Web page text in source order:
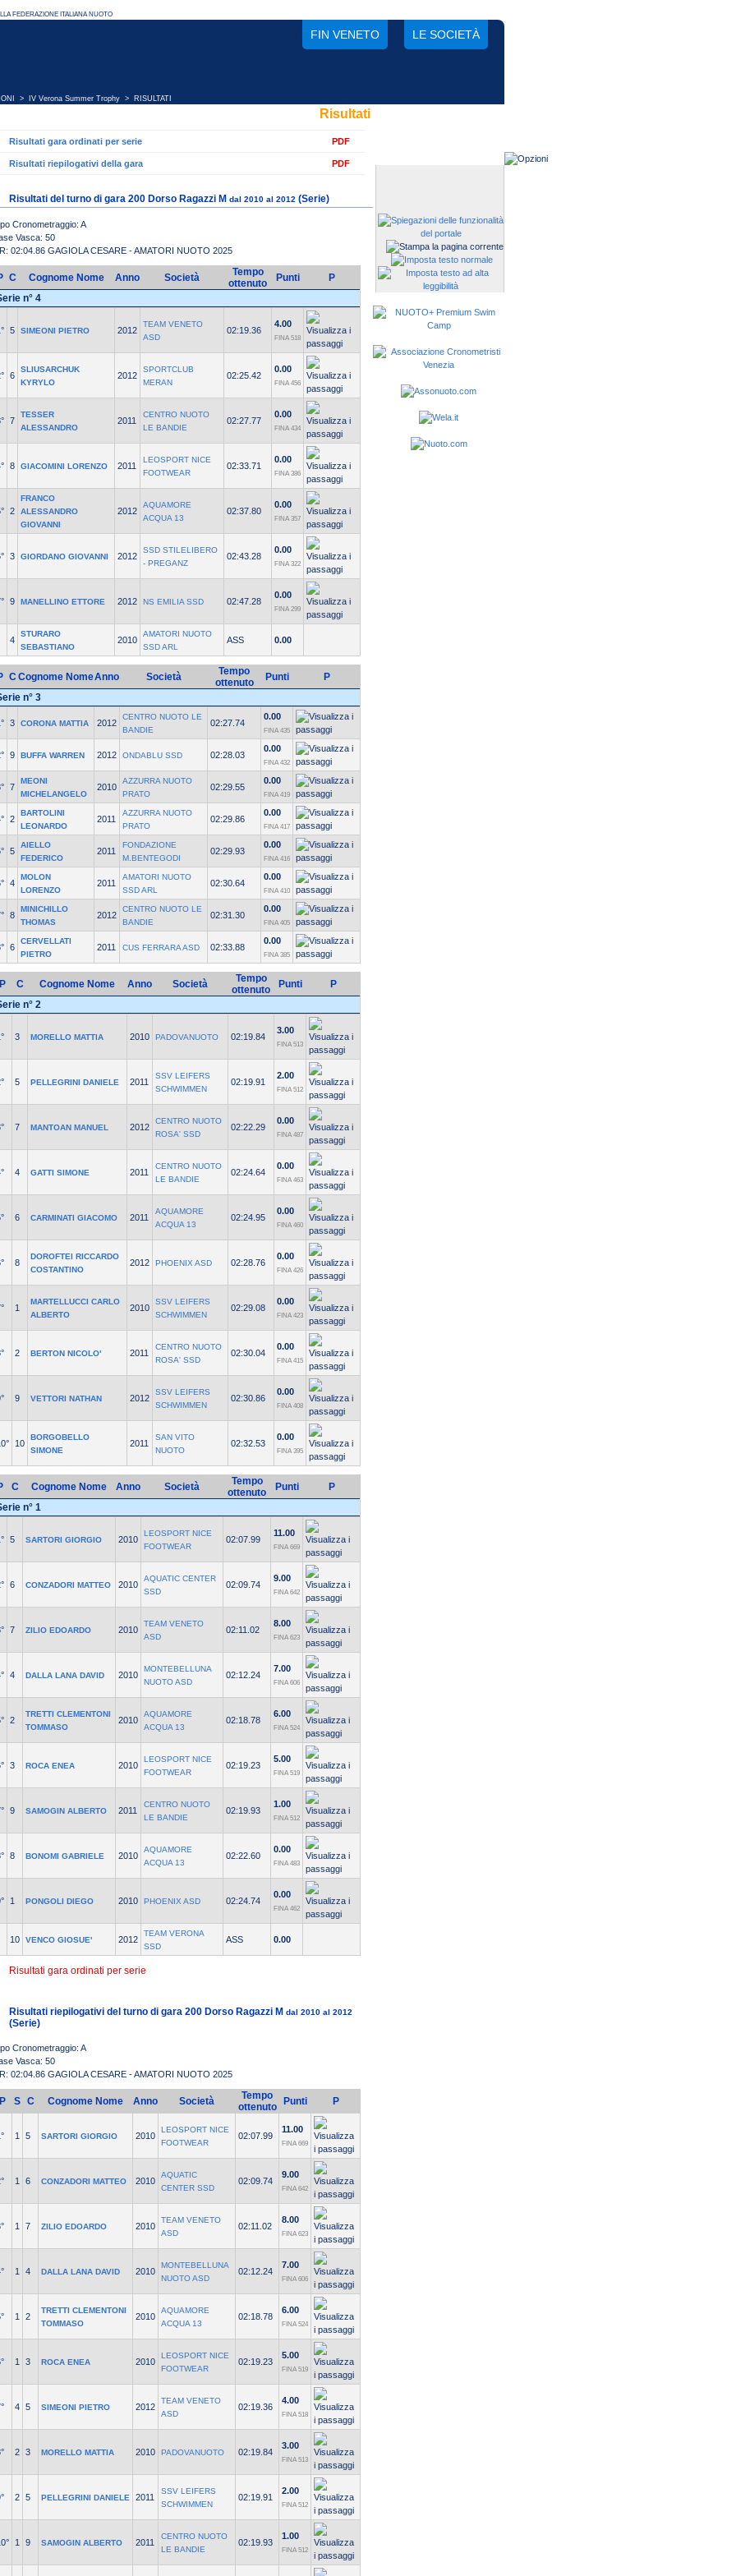
FIN VENETO LE SOCIETÀ
> IV Verona Summer Trophy > RISULTATI
Risultati
Risultati gara ordinati per serie PDF
Risultati riepilogativi della gara PDF
Risultati del turno di gara 200 Dorso Ragazzi M dal 2010 al 2012 (Serie)
Cronometraggio: A
Vasca: 50
02:04.86 GAGIOLA CESARE - AMATORI NUOTO 2025
C Cognome Nome Anno Società
Tempo
ottenuto
Punti
P
n° 4
5 SIMEONI PIETRO 2012
TEAM VENETO
ASD
02:19.36
4.00
FINA 518
6
SLIUSARCHUK
KYRYLO
2012
SPORTCLUB
MERAN
02:25.42
0.00
FINA 456
7
TESSER
ALESSANDRO
2011
CENTRO NUOTO
LE BANDIE
02:27.77
0.00
FINA 434
8 GIACOMINI LORENZO 2011
LEOSPORT NICE
FOOTWEAR
02:33.71
0.00
FINA 386
2
FRANCO
ALESSANDRO
GIOVANNI
2012
AQUAMORE
ACQUA 13
02:37.80
0.00
FINA 357
3 GIORDANO GIOVANNI 2012
SSD STILELIBERO
- PREGANZ
02:43.28
0.00
FINA 322
9 MANELLINO ETTORE 2012 NS EMILIA SSD 02:47.28
0.00
FINA 299
4
STURARO
SEBASTIANO
2010
AMATORI NUOTO
SSD ARL
ASS 0.00
CCognome NomeAnno Società
Tempo
ottenuto
Punti
P
n° 3
3 CORONA MATTIA 2012
CENTRO NUOTO LE
BANDIE
02:27.74
0.00
FINA 435
9 BUFFA WARREN 2012 ONDABLU SSD 02:28.03
0.00
FINA 432
7
MEONI
MICHELANGELO
2010
AZZURRA NUOTO
PRATO
02:29.55
0.00
FINA 419
2
BARTOLINI
LEONARDO
2011
AZZURRA NUOTO
PRATO
02:29.86
0.00
FINA 417
5
AIELLO
FEDERICO
2011
FONDAZIONE
M.BENTEGODI
02:29.93
0.00
FINA 416
4
MOLON
LORENZO
2011
AMATORI NUOTO
SSD ARL
02:30.64
0.00
FINA 410
8
MINICHILLO
THOMAS
2012
CENTRO NUOTO LE
BANDIE
02:31.30
0.00
FINA 405
6
CERVELLATI
PIETRO
2011 CUS FERRARA ASD 02:33.88
0.00
FINA 385
P C Cognome Nome Anno Società
Tempo
ottenuto
Punti
P
n° 2
3 MORELLO MATTIA 2010 PADOVANUOTO 02:19.84
3.00
FINA 513
5 PELLEGRINI DANIELE 2011
SSV LEIFERS
SCHWIMMEN
02:19.91
2.00
FINA 512
7 MANTOAN MANUEL 2012
CENTRO NUOTO
ROSA' SSD
02:22.29
0.00
FINA 487
4 GATTI SIMONE 2011
CENTRO NUOTO
LE BANDIE
02:24.64
0.00
FINA 463
6 CARMINATI GIACOMO 2011
AQUAMORE
ACQUA 13
02:24.95
0.00
FINA 460
8
DOROFTEI RICCARDO
COSTANTINO
2012 PHOENIX ASD 02:28.76
0.00
FINA 426
1
MARTELLUCCI CARLO
ALBERTO
2010
SSV LEIFERS
SCHWIMMEN
02:29.08
0.00
FINA 423
2 BERTON NICOLO' 2011
CENTRO NUOTO
ROSA' SSD
02:30.04
0.00
FINA 415
9 VETTORI NATHAN 2012
SSV LEIFERS
SCHWIMMEN
02:30.86
0.00
FINA 408
10
BORGOBELLO
SIMONE
2011
SAN VITO
NUOTO
02:32.53
0.00
FINA 395
C Cognome Nome Anno Società
Tempo
ottenuto
Punti
P
n° 1
5 SARTORI GIORGIO 2010
LEOSPORT NICE
FOOTWEAR
02:07.99
11.00
FINA 669
6 CONZADORI MATTEO 2010
AQUATIC CENTER
SSD
02:09.74
9.00
FINA 642
7 ZILIO EDOARDO 2010
TEAM VENETO
ASD
02:11.02
8.00
FINA 623
4 DALLA LANA DAVID 2010
MONTEBELLUNA
NUOTO ASD
02:12.24
7.00
FINA 606
2
TRETTI CLEMENTONI
TOMMASO
2010
AQUAMORE
ACQUA 13
02:18.78
6.00
FINA 524
3 ROCA ENEA 2010
LEOSPORT NICE
FOOTWEAR
02:19.23
5.00
FINA 519
9 SAMOGIN ALBERTO 2011
CENTRO NUOTO
LE BANDIE
02:19.93
1.00
FINA 512
8 BONOMI GABRIELE 2010
AQUAMORE
ACQUA 13
02:22.60
0.00
FINA 483
1 PONGOLI DIEGO 2010 PHOENIX ASD 02:24.74
0.00
FINA 462
10 VENCO GIOSUE' 2012
TEAM VERONA
SSD
ASS 0.00
Risultati gara ordinati per serie
Risultati riepilogativi del turno di gara 200 Dorso Ragazzi M dal 2010 al 2012
(Serie)
Cronometraggio: A
Vasca: 50
02:04.86 GAGIOLA CESARE - AMATORI NUOTO 2025
P S C Cognome Nome Anno Società
Tempo
ottenuto
Punti P
1 5 SARTORI GIORGIO 2010
LEOSPORT NICE
FOOTWEAR
02:07.99
11.00
FINA 669
1 6 CONZADORI MATTEO 2010
AQUATIC
CENTER SSD
02:09.74
9.00
FINA 642
1 7 ZILIO EDOARDO 2010
TEAM VENETO
ASD
02:11.02
8.00
FINA 623
1 4 DALLA LANA DAVID 2010
MONTEBELLUNA
NUOTO ASD
02:12.24
7.00
FINA 606
1 2
TRETTI CLEMENTONI
TOMMASO
2010
AQUAMORE
ACQUA 13
02:18.78
6.00
FINA 524
1 3 ROCA ENEA 2010
LEOSPORT NICE
FOOTWEAR
02:19.23
5.00
FINA 519
4 5 SIMEONI PIETRO 2012
TEAM VENETO
ASD
02:19.36
4.00
FINA 518
2 3 MORELLO MATTIA 2010 PADOVANUOTO 02:19.84
3.00
FINA 513
2 5 PELLEGRINI DANIELE 2011
SSV LEIFERS
SCHWIMMEN
02:19.91
2.00
FINA 512
1 9 SAMOGIN ALBERTO 2011
CENTRO NUOTO
LE BANDIE
02:19.93
1.00
FINA 512